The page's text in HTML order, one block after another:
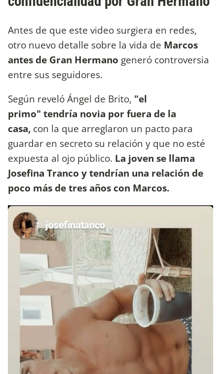
Antes de que este video surgiera en redes,
otro nuevo detalle sobre la vida de Marcos
antes de Gran Hermano generó controversia
entre sus seguidores.
Según reveló Ángel de Brito, "el
primo" tendría novia por fuera de la
casa, con la que arreglaron un pacto para
guardar en secreto su relación y que no esté
expuesta al ojo público. La joven se llama
Josefina Tranco y tendrían una relación de
poco más de tres años con Marcos.